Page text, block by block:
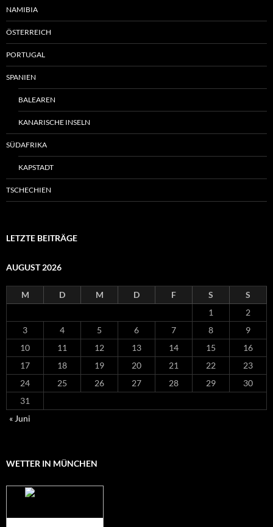
NAMIBIA
ÖSTERREICH
PORTUGAL
SPANIEN
BALEAREN
KANARISCHE INSELN
SÜDAFRIKA
KAPSTADT
TSCHECHIEN
LETZTE BEITRÄGE
AUGUST 2026
M D M D F S
S
1
2
3
4 5 6 7 8
9
10
11 12 13 14 15
16
17
18 19 20 21 22
23
24
25 26 27 28 29
30
31
« Juni
WETTER IN MÜNCHEN